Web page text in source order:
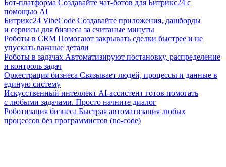
Бот-платформа Создавайте чат-ботов для Битрикс24 с
помощью AI
Битрикс24 VibeCode Создавайте приложения, дашборды
и сервисы для бизнеса за считаные минуты
Роботы в CRM Помогают закрывать сделки быстрее и не
упускать важные детали
Роботы в задачах Автоматизируют постановку, распределение
и контроль задач
Оркестрация бизнеса Связывает людей, процессы и данные в
единую систему
Искусственный интеллект AI-ассистент готов помогать
с любыми задачами. Просто начните диалог
Роботизация бизнеса Быстрая автоматизация любых
процессов без программистов (no-code)